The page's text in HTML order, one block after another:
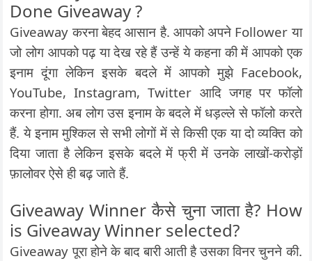
Done Giveaway ?
Giveaway करना बेहद आसान है. आपको अपने Follower या
जो लोग आपको पढ़ या देख रहे हैं उन्हें ये कहना की में आपको एक
इनाम दूंगा लेकिन इसके बदले में आपको मुझे Facebook,
YouTube, Instagram, Twitter आदि जगह पर फॉलो
करना होगा. अब लोग उस इनाम के बदले में धड़ल्ले से फॉलो करते
हैं. ये इनाम मुश्किल से सभी लोगों में से किसी एक या दो व्यक्ति को
दिया जाता है लेकिन इसके बदले में फ्री में उनके लाखों-करोड़ों
फ़ालोवर ऐसे ही बढ़ जाते हैं.
Giveaway Winner कैसे चुना जाता है? How
is Giveaway Winner selected?
Giveaway पूरा होने के बाद बारी आती है उसका विनर चुनने की.